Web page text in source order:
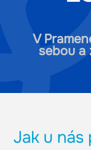
V
sebou a
Jak u nás